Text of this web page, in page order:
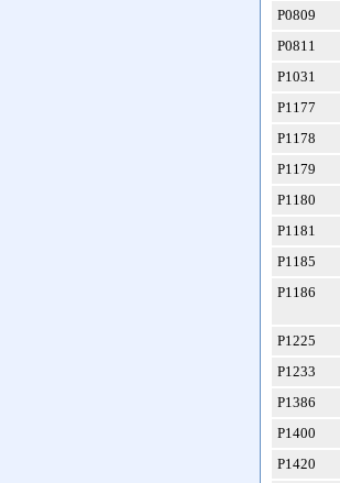
P0809
P0811
P1031
P1177
P1178
P1179
P1180
P1181
P1185
P1186
P1225
P1233
P1386
P1400
P1420